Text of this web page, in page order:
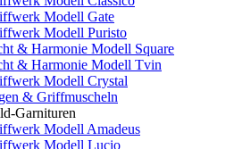
Modell Gate
Modell Puristo
& Harmonie Modell Square
& Harmonie Modell Tvin
Modell Crystal
& Griffmuscheln
Garnituren
Modell Amadeus
Modell Lucio